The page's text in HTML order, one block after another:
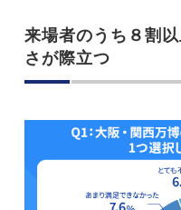
来場者のうち８割
さが際立つ